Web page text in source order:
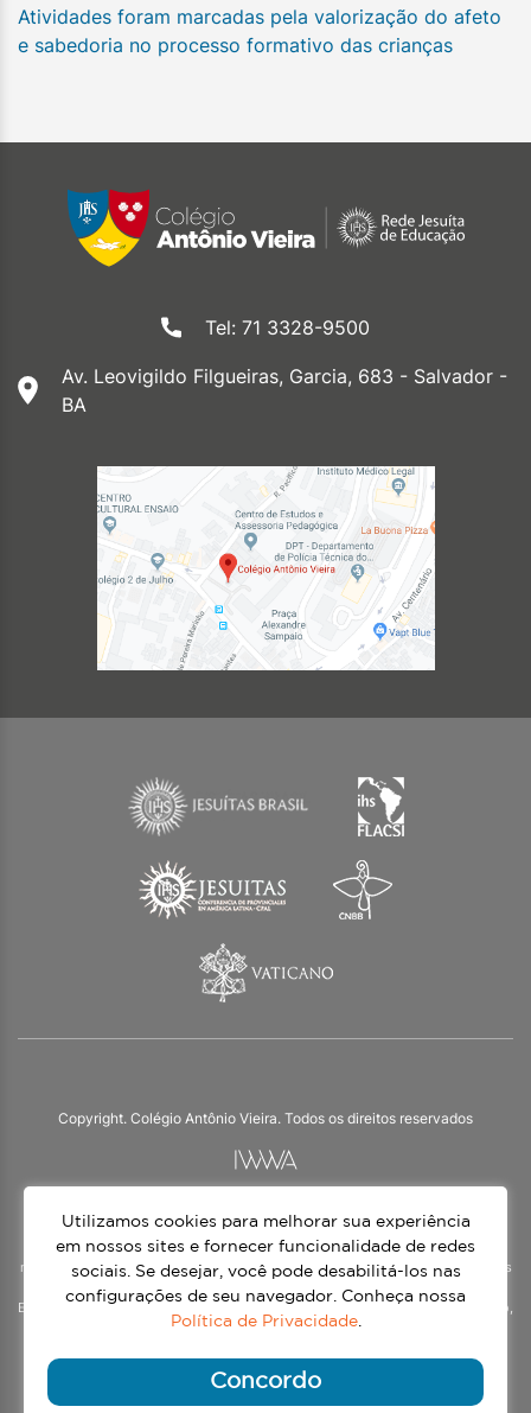
Atividades foram marcadas pela valorização do afeto
e sabedoria no processo formativo das crianças
Tel: 71 3328-9500
Av. Leovigildo Filgueiras, Garcia, 683 - Salvador -
BA
Copyright. Colégio Antônio Vieira. Todos os direitos reservados
O Colégio Antônio Vieira integra a Rede Jesuíta de Educação, tendo as suas
práticas impulsionadas pelos valores da espiritualidade inaciana – marca da
nossa identidade e das aproximadamente 1500 unidades de ensino, espalhadas
em mais de 60 países. Atendemos a alunos da Educação Infantil à 3ª série do
Ensino Médio, nos turnos matutino e vespertino, além do Ensino Médio Noturno,
voltado para Jovens.
Continue lendo
Utilizamos cookies para melhorar sua experiência
em nossos sites e fornecer funcionalidade de redes
sociais. Se desejar, você pode desabilitá-los nas
configurações de seu navegador. Conheça nossa
Política de Privacidade.
Concordo